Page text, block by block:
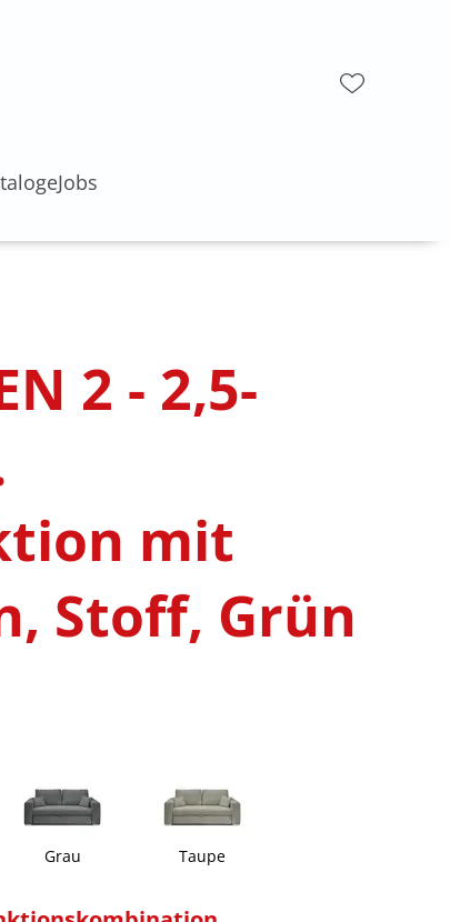
Jobs
2 - 2,5-
mit
Stoff, Grün
Grau Taupe